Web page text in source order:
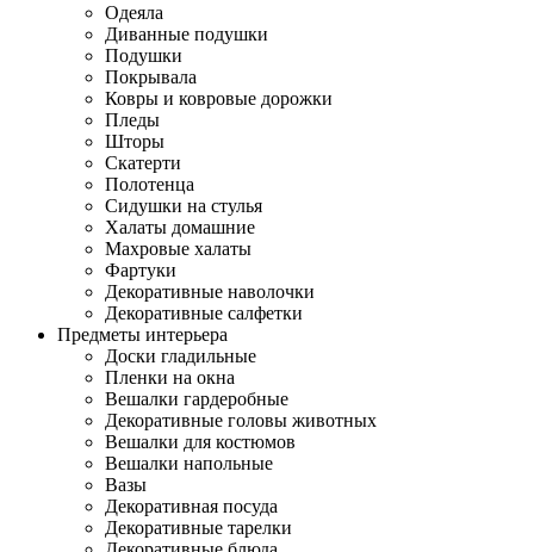
Одеяла
Диванные подушки
Подушки
Покрывала
Ковры и ковровые дорожки
Пледы
Шторы
Скатерти
Полотенца
Сидушки на стулья
Халаты домашние
Махровые халаты
Фартуки
Декоративные наволочки
Декоративные салфетки
Предметы интерьера
Доски гладильные
Пленки на окна
Вешалки гардеробные
Декоративные головы животных
Вешалки для костюмов
Вешалки напольные
Вазы
Декоративная посуда
Декоративные тарелки